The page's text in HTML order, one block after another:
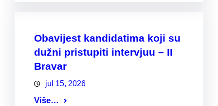
Obavijest kandidatima koji su
dužni pristupiti intervjuu – II
Bravar
jul 15, 2026
Više…